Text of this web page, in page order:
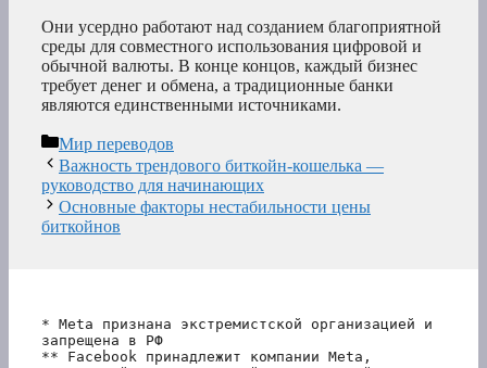
Они усердно работают над созданием благоприятной
среды для совместного использования цифровой и
обычной валюты. В конце концов, каждый бизнес
требует денег и обмена, а традиционные банки
являются единственными источниками.
Рубрики
Мир переводов
Важность трендового биткойн-кошелька —
руководство для начинающих
Основные факторы нестабильности цены
биткойнов
* Meta признана экстремистской организацией и
запрещена в РФ
** Facebook принадлежит компании Meta,